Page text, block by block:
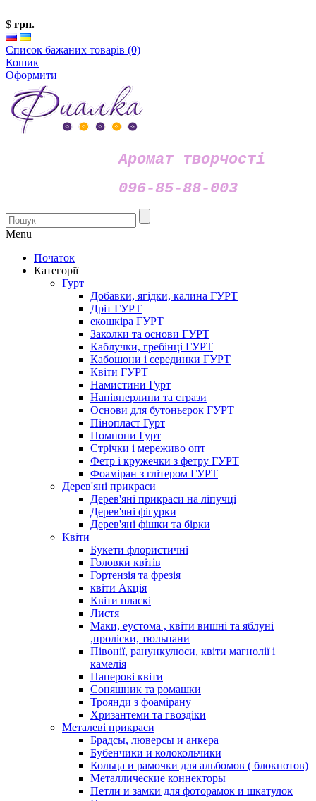
$ грн.
Список бажаних товарів (0)
Кошик
Оформити
Аромат творчості
096-85-88-003
Menu
Початок
Категорії
Гурт
Добавки, ягідки, калина ГУРТ
Дріт ГУРТ
екошкіра ГУРТ
Заколки та основи ГУРТ
Каблучки, гребінці ГУРТ
Кабошони і серединки ГУРТ
Квіти ГУРТ
Намистини Гурт
Напівперлини та стрази
Основи для бутоньєрок ГУРТ
Пінопласт Гурт
Помпони Гурт
Стрічки і мереживо опт
Фетр і кружечки з фетру ГУРТ
Фоаміран з глітером ГУРТ
Дерев'яні прикраси
Дерев'яні прикраси на ліпучці
Дерев'яні фігурки
Дерев'яні фішки та бірки
Квіти
Букети флористичні
Головки квітів
Гортензія та фрезія
квіти Акція
Квіти пласкі
Листя
Маки, еустома , квіти вишні та яблуні
,проліски, тюльпани
Півонії, ранункулюси, квіти магнолії і
камелія
Паперові квіти
Соняшник та ромашки
Троянди з фоамірану
Хризантеми та гвоздіки
Металеві прикраси
Брадсы, люверсы и анкера
Бубенчики и колокольчики
Кольца и рамочки для альбомов ( блокнотов)
Металлические коннекторы
Петли и замки для фоторамок и шкатулок